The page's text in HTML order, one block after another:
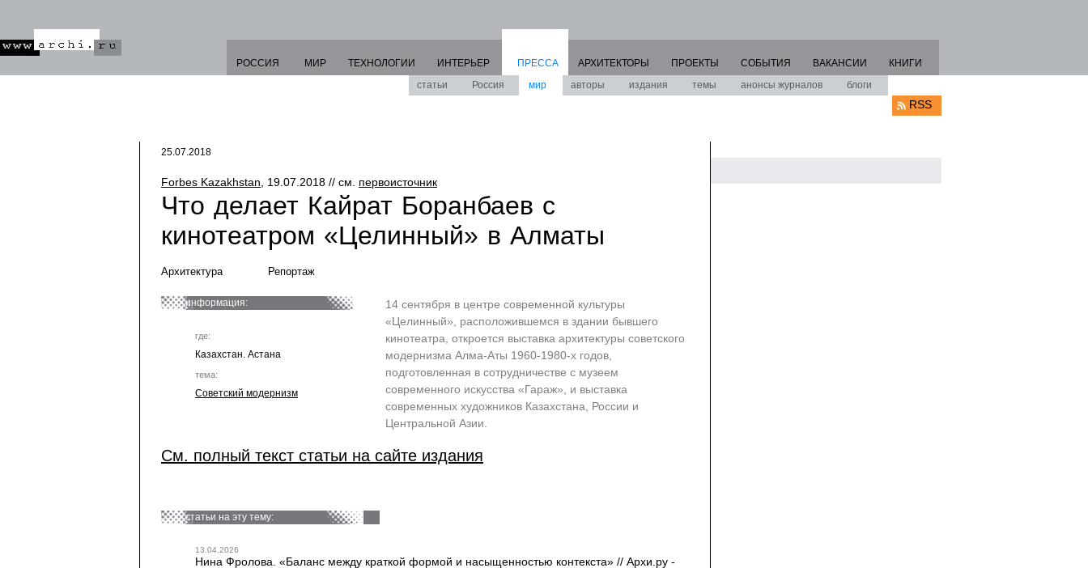
РОССИЯ МИР ТЕХНОЛОГИИ ИНТЕРЬЕР
ПРЕССА
статьи
Россия мир авторы издания темы анонсы журналов блоги
АРХИТЕКТОРЫ ПРОЕКТЫ СОБЫТИЯ ВАКАНСИИ КНИГИ
RSS
25.07.2018
Forbes Kazakhstan , 19.07.2018 // см. первоисточник
Что делает Кайрат Боранбаев с
кинотеатром «Целинный» в Алматы
Архитектура Репортаж
информация:
где:
Казахстан. Астана
тема:
Советский модернизм
14 сентября в центре современной культуры
«Целинный», расположившемся в здании бывшего
кинотеатра, откроется выставка архитектуры советского
модернизма Алма-Аты 1960-1980-х годов,
подготовленная в сотрудничестве с музеем
современного искусства «Гараж», и выставка
современных художников Казахстана, России и
Центральной Азии.
См. полный текст статьи на сайте издания
статьи на эту тему:
13.04.2026
Нина Фролова. «Баланс между краткой формой и насыщенностью контекста» // Архи.ру -